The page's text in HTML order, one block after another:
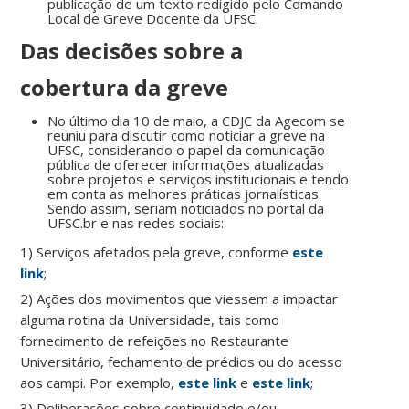
publicação de um texto redigido pelo Comando
Local de Greve Docente da UFSC.
Das decisões sobre a
cobertura da greve
No último dia 10 de maio, a CDJC da Agecom se
reuniu para discutir como noticiar a greve na
UFSC, considerando o papel da comunicação
pública de oferecer informações atualizadas
sobre projetos e serviços institucionais e tendo
em conta as melhores práticas jornalísticas.
Sendo assim, seriam noticiados no portal da
UFSC.br e nas redes sociais:
1) Serviços afetados pela greve, conforme este
link;
2) Ações dos movimentos que viessem a impactar
alguma rotina da Universidade, tais como
fornecimento de refeições no Restaurante
Universitário, fechamento de prédios ou do acesso
aos campi. Por exemplo, este link e este link;